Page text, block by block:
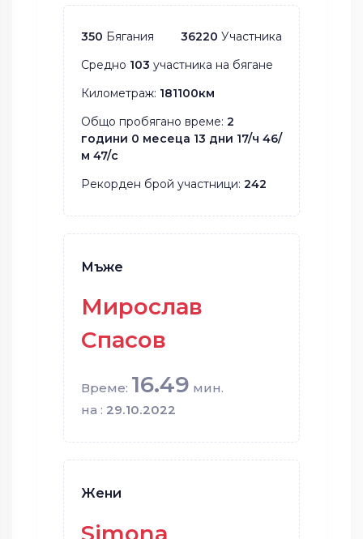
350 Бягания 36220 Участника
Средно 103 участника на бягане
Километраж: 181100км
Общо пробягано време: 2
години 0 месеца 13 дни 17/ч 46/
м 47/с
Рекорден брой участници: 242
Мъже
Мирослав
Спасов
Време: 16.49 мин.
на : 29.10.2022
Жени
Simona